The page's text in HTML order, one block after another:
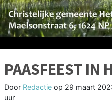
PAASFEEST IN
Door Redactie op 29 maart
uur